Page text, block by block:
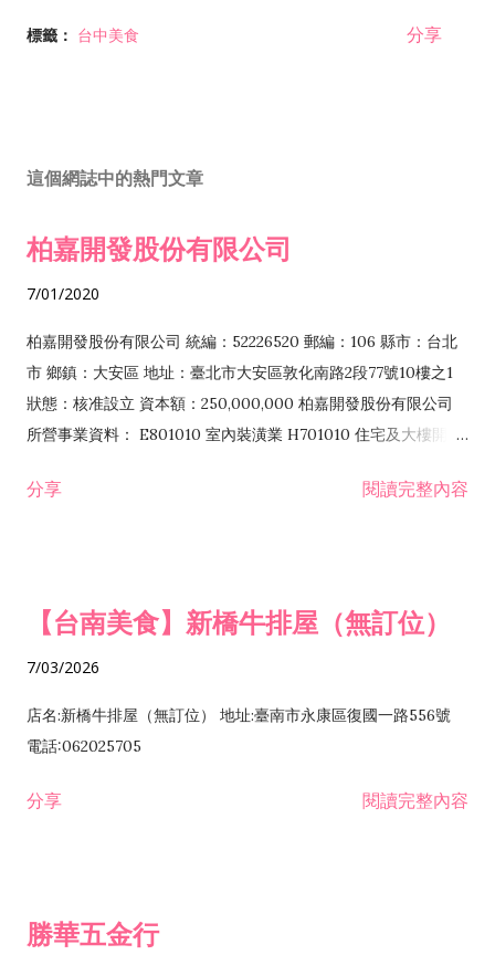
標籤： 台中美食 分享
這個網誌中的熱門文章
柏嘉開發股份有限公司
7/01/2020
柏嘉開發股份有限公司 統編：52226520 郵編：106 縣市：台北
市 鄉鎮：大安區 地址：臺北市大安區敦化南路2段77號10樓之1
狀態：核准設立 資本額：250,000,000 柏嘉開發股份有限公司
所營事業資料： E801010 室內裝潢業 H701010 住宅及大樓開發
發業 H703090 不動產買賣業 H703100 不動產租賃業 I503010
分享 閱讀完整內容
【台南美食】新橋牛排屋（無訂位）
7/03/2026
店名:新橋牛排屋（無訂位） 地址:臺南市永康區復國一路556號
電話:062025705
分享 閱讀完整內容
勝華五金行